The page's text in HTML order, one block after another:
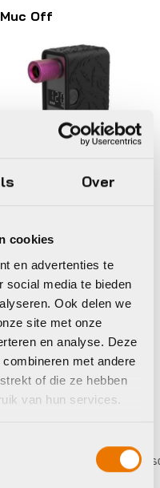
Over
cookies
en advertenties te
social media te bieden
Ook delen we
site met onze
en analyse. Deze
met andere
of die ze hebben
van hun services.
Muc Off
pomp
€ 125,00
met gecertificeerd